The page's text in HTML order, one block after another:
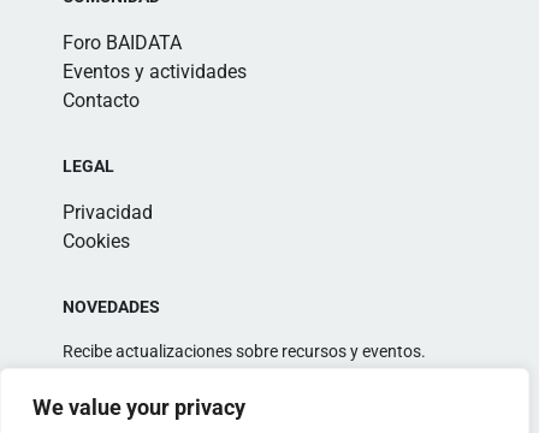
We value your privacy
Foro BAIDATA
Eventos y actividades
Contacto
LEGAL
Privacidad
Cookies
NOVEDADES
Recibe actualizaciones sobre recursos y eventos.